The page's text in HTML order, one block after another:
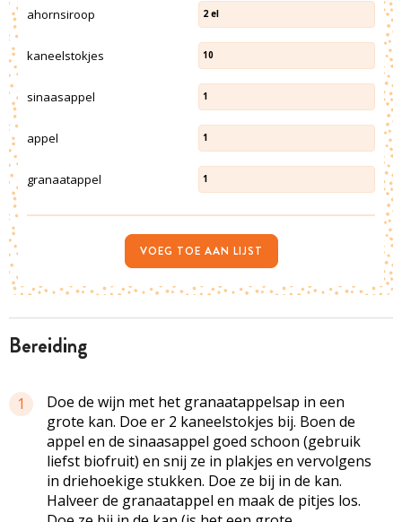
bereiding
1
Doe de wijn met het granaatappelsap in een
grote kan. Doe er 2 kaneelstokjes bij. Boen de
appel en de sinaasappel goed schoon (gebruik
liefst biofruit) en snij ze in plakjes en vervolgens
in driehoekige stukken. Doe ze bij in de kan.
Halveer de granaatappel en maak de pitjes los.
ahornsiroop 2 el
kaneelstokjes 10
sinaasappel 1
appel 1
granaatappel 1
VOEG TOE AAN LIJST